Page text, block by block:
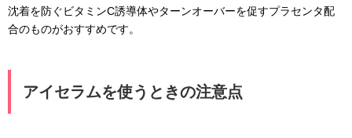
沈着を防ぐビタミンC誘導体やターンオーバーを促すプラセンタ配
合のものがおすすめです。
アイセラムを使うときの注意点